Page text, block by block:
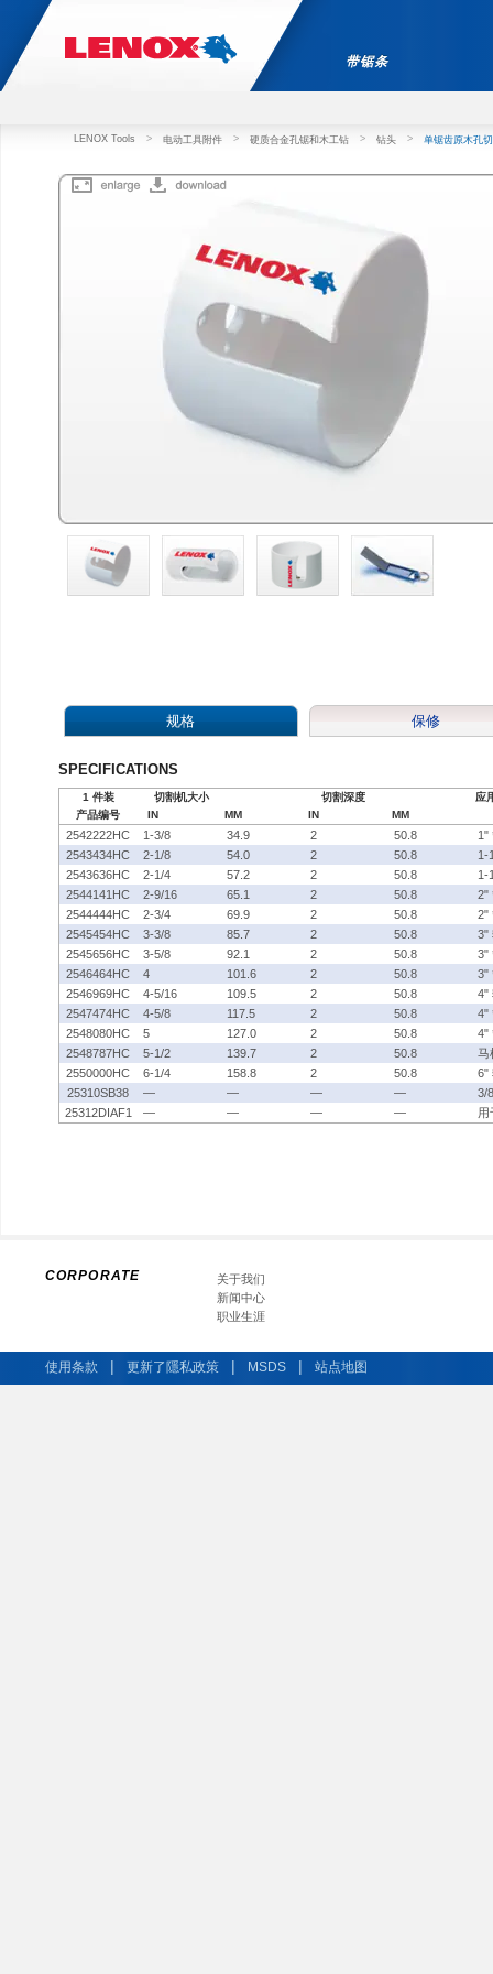
带锯条
LENOX Tools > 电动工具附件 > 硬质合金孔锯和木工钻 > 钻头 > 单锯齿原木孔
规格 保修
SPECIFICATIONS
1 件装 切割机大小 切割深度
应
产品编号
IN MM IN MM
2542222HC 1-3/8 34.9 2 50.8
1"
2543434HC
2-1/8 54.0 2 50.8
1-
2543636HC
2-1/4 57.2 2 50.8
1-
2544141HC
2-9/16 65.1 2 50.8
2"
2544444HC
2-3/4 69.9 2 50.8
2"
2545454HC
3-3/8 85.7 2 50.8
3"
2545656HC
3-5/8 92.1 2 50.8
3"
2546464HC
4 101.6 2 50.8
3"
2546969HC
4-5/16 109.5 2 50.8
4"
2547474HC
4-5/8 117.5 2 50.8
4"
2548080HC
5 127.0 2 50.8
4"
2548787HC
5-1/2 139.7 2 50.8
马
2550000HC
6-1/4 158.8 2 50.8
6"
25310SB38
— — — —
3/
25312DIAF1
— — — — 用
CORPORATE
关于我们
新闻中心
职业生涯
使用条款 | 更新了隱私政策 | MSDS | 站点地图